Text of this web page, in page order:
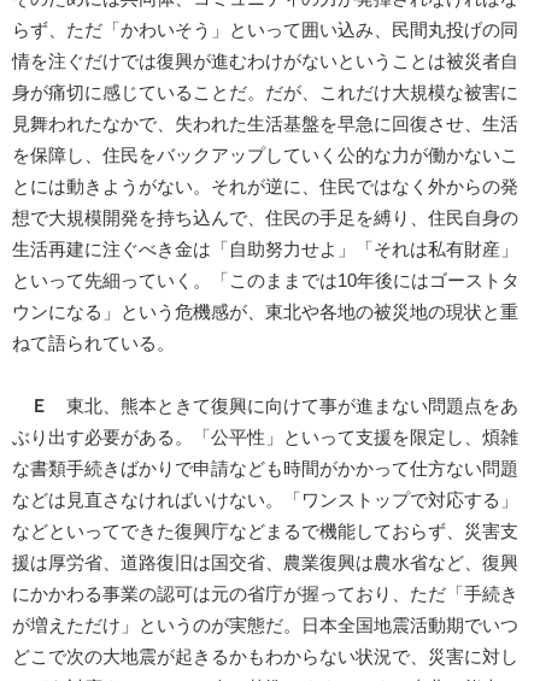
らず、ただ「かわいそう」といって囲い込み、民間丸投げの同
情を注ぐだけでは復興が進むわけがないということは被災者自
身が痛切に感じていることだ。だが、これだけ大規模な被害に
見舞われたなかで、失われた生活基盤を早急に回復させ、生活
を保障し、住民をバックアップしていく公的な力が働かないこ
とには動きようがない。それが逆に、住民ではなく外からの発
想で大規模開発を持ち込んで、住民の手足を縛り、住民自身の
生活再建に注ぐべき金は「自助努力せよ」「それは私有財産」
といって先細っていく。「このままでは10年後にはゴーストタ
ウンになる」という危機感が、東北や各地の被災地の現状と重
ねて語られている。
Ｅ
東北、熊本ときて復興に向けて事が進まない問題点をあ
ぶり出す必要がある。「公平性」といって支援を限定し、煩雑
な書類手続きばかりで申請なども時間がかかって仕方ない問題
などは見直さなければいけない。「ワンストップで対応する」
などといってできた復興庁などまるで機能しておらず、災害支
援は厚労省、道路復旧は国交省、農業復興は農水省など、復興
にかかわる事業の認可は元の省庁が握っており、ただ「手続き
が増えただけ」というのが実態だ。日本全国地震活動期でいつ
どこで次の大地震が起きるかもわからない状況で、災害に対し